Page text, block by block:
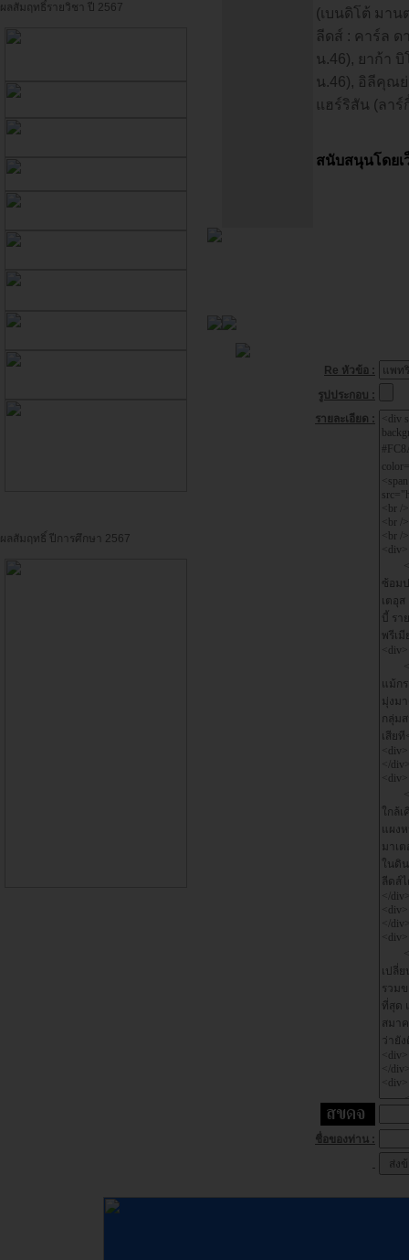
ผลสัมฤทธิ์รายวิชา ปี 2567
ผลสัมฤทธิ์ ปีการศึกษา 2567
(เบนดิโต้ มาน
ลีดส์ : คาร์ล ด
น.46), ยาก้า
น.46), อิลีคุณย่
แฮร์ริสัน (ลาร์
สนับสนุนโดย
Re หัวข้อ :
รูปประกอบ :
รายละเอียด :
ชื่อของท่าน :